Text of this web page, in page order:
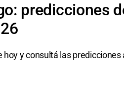
predicciones
hoy y consultá las predicciones